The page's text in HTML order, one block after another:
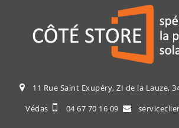
11 Rue Saint Exupéry, ZI de la Lauze,
Védas
04 67 70 16 09